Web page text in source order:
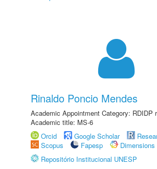
Rinaldo Poncio Mendes
Academic Appointment Category: RDIDP
Academic title: MS-6
Orcid
Google Scholar
Scopus
Fapesp
Dimensions
Repositório Institucional UNESP